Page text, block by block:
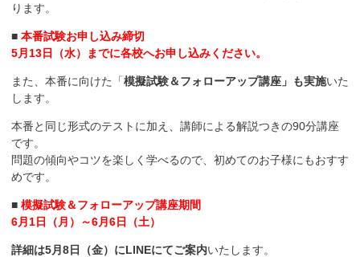
ります。
■ 本番試験お申し込み締切
5月13日（水）までに各校へお申し込みください。
また、本番に向けた「模擬試験＆フォローアップ講座」も実施いた
します。
本番と同じ形式のテストに加え、講師による解説つきの90分講座
です。
問題の傾向やコツを楽しく学べるので、初めてのお子様にもおすす
めです。
■ 模擬試験＆フォローアップ講座期間
6月1日（月）～6月6日（土）
詳細は5月8日（金）にLINEにてご案内いたします。